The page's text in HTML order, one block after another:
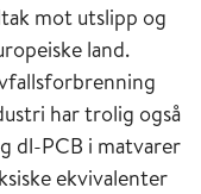
mot utslipp og
land.
har trolig også
dl-PCB i matvarer
ekvivalenter